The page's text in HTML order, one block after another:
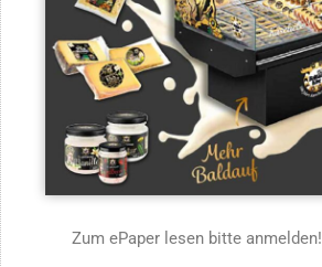
Zum ePaper lesen bitte anmelden!